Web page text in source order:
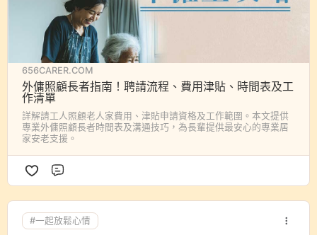
656CARER.COM
外傭照顧長者指南！聘請流程、費用津貼、時間表及工
作清單
詳解請工人照顧老人家費用、津貼申請資格及工作範圍。本文提供
專業外傭照顧長者時間表及溝通技巧，為長輩提供最安心的專業居
家安老支援。
#一起放鬆心情